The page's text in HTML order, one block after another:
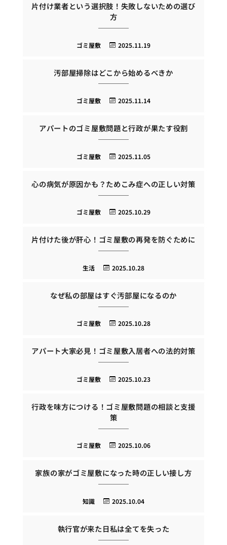
片付け業者という選択肢！失敗しないための選び
方
2025.11.19
ゴミ屋敷
汚部屋掃除はどこから始めるべきか
2025.11.14
ゴミ屋敷
アパートのゴミ屋敷問題と行政が果たす役割
2025.11.05
ゴミ屋敷
心の病気が原因かも？ためこみ症への正しい対策
2025.10.29
ゴミ屋敷
片付けた後が肝心！ゴミ屋敷の再発を防ぐために
2025.10.28
生活
なぜ私の部屋はすぐ汚部屋になるのか
2025.10.28
ゴミ屋敷
アパート大家必見！ゴミ屋敷入居者への法的対策
2025.10.23
ゴミ屋敷
行政を味方につける！ゴミ屋敷問題の相談と支援
策
2025.10.06
ゴミ屋敷
家族の家がゴミ屋敷になった時の正しい接し方
2025.10.04
知識
執行官が来た日私は全てを失った